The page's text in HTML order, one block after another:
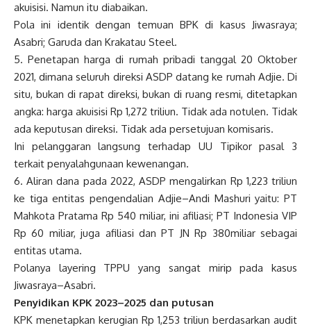
akuisisi. Namun itu diabaikan.
Pola ini identik dengan temuan BPK di kasus Jiwasraya;
Asabri; Garuda dan Krakatau Steel.
5. Penetapan harga di rumah pribadi tanggal 20 Oktober
2021, dimana seluruh direksi ASDP datang ke rumah Adjie. Di
situ, bukan di rapat direksi, bukan di ruang resmi, ditetapkan
angka: harga akuisisi Rp 1,272 triliun. Tidak ada notulen. Tidak
ada keputusan direksi. Tidak ada persetujuan komisaris.
Ini pelanggaran langsung terhadap UU Tipikor pasal 3
terkait penyalahgunaan kewenangan.
6. Aliran dana pada 2022, ASDP mengalirkan Rp 1,223 triliun
ke tiga entitas pengendalian Adjie–Andi Mashuri yaitu: PT
Mahkota Pratama Rp 540 miliar, ini afiliasi; PT Indonesia VIP
Rp 60 miliar, juga afiliasi dan PT JN Rp 380miliar sebagai
entitas utama.
Polanya layering TPPU yang sangat mirip pada kasus
Jiwasraya–Asabri.
Penyidikan KPK 2023–2025 dan putusan
KPK menetapkan kerugian Rp 1,253 triliun berdasarkan audit